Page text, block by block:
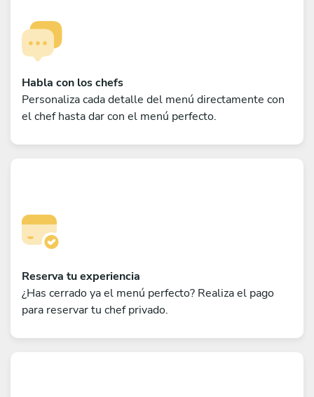
Habla con los chefs
Personaliza cada detalle del menú directamente con
el chef hasta dar con el menú perfecto.
Reserva tu experiencia
¿Has cerrado ya el menú perfecto? Realiza el pago
para reservar tu chef privado.